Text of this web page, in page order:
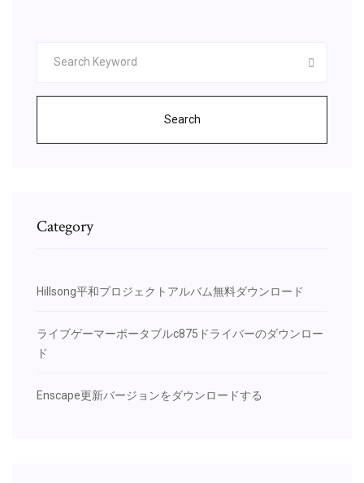
Search
Category
Hillsong平和プロジェクトアルバム無料ダウンロード
ライブゲーマーポータブルc875ドライバーのダウンロー
ド
Enscape更新バージョンをダウンロードする